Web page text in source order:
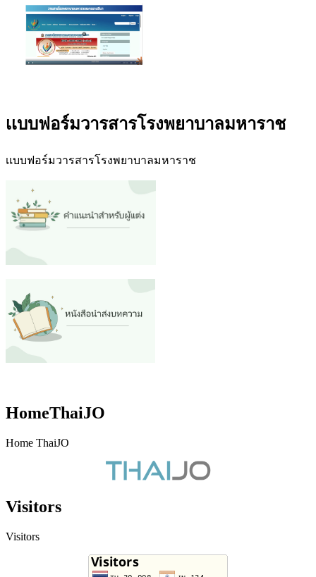
เเบบฟอร์มวารสารโรงพยาบาลมหาราช
เเบบฟอร์มวารสารโรงพยาบาลมหาราช
HomeThaiJO
Home ThaiJO
Visitors
Visitors